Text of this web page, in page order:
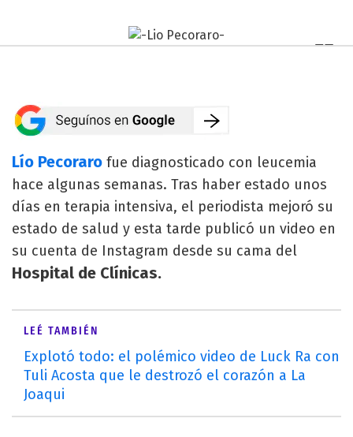
Lío Pecoraro fue diagnosticado con leucemia
hace algunas semanas. Tras haber estado unos
días en terapia intensiva, el periodista mejoró su
estado de salud y esta tarde publicó un video en
su cuenta de Instagram desde su cama del
Hospital de Clínicas.
LEÉ TAMBIÉN
Explotó todo: el polémico video de Luck Ra con
Tuli Acosta que le destrozó el corazón a La
Joaqui